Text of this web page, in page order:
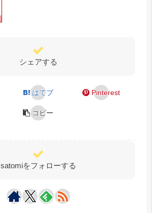
シェアする
はてブ Pinterest
コピー
satomiをフォローする